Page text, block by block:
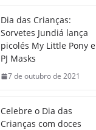
Dia das Crianças:
Sorvetes Jundiá lança
picolés My Little Pony e
PJ Masks
7 de outubro de 2021
Celebre o Dia das
Crianças com doces